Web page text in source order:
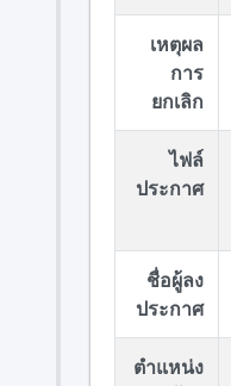
เหตุผล
การ
ยกเลิก
ไฟล์
ประกาศ
ชื่อผู้ลง
ประกาศ
ตำแหน่ง